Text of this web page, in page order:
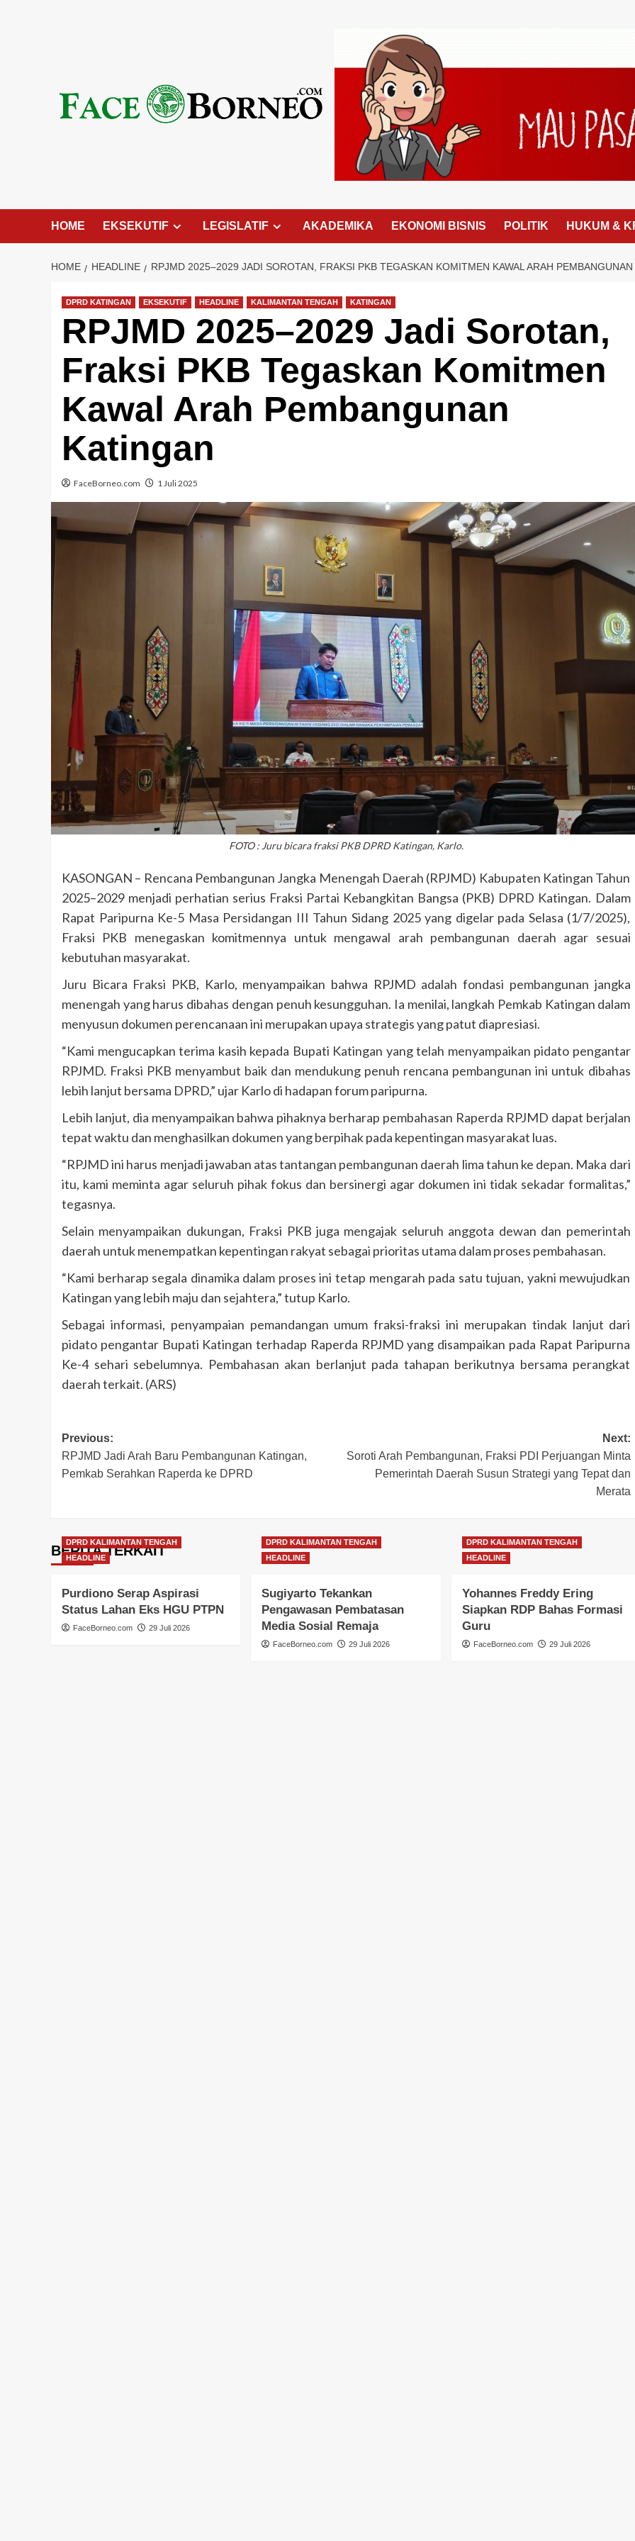
HOME EKSEKUTIF LEGISLATIF AKADEMIKA EKONOMI BISNIS POLITIK HUKUM &
HOME HEADLINE RPJMD 2025–2029 JADI SOROTAN, FRAKSI PKB TEGASKAN KOMITMEN KAWAL ARAH PEMBANGUNAN
DPRD KATINGAN EKSEKUTIF HEADLINE KALIMANTAN TENGAH KATINGAN
RPJMD 2025–2029 Jadi Sorotan,
Fraksi PKB Tegaskan Komitmen
Kawal Arah Pembangunan
Katingan
FaceBorneo.com 1 Juli 2025
FOTO : Juru bicara fraksi PKB DPRD Katingan, Karlo.
KASONGAN – Rencana Pembangunan Jangka Menengah Daerah (RPJMD) Kabupaten Katingan Tahun
2025–2029 menjadi perhatian serius Fraksi Partai Kebangkitan Bangsa (PKB) DPRD Katingan. Dalam
Rapat Paripurna Ke-5 Masa Persidangan III Tahun Sidang 2025 yang digelar pada Selasa (1/7/2025),
Fraksi PKB menegaskan komitmennya untuk mengawal arah pembangunan daerah agar sesuai
kebutuhan masyarakat.
Juru Bicara Fraksi PKB, Karlo, menyampaikan bahwa RPJMD adalah fondasi pembangunan jangka
menengah yang harus dibahas dengan penuh kesungguhan. Ia menilai, langkah Pemkab Katingan dalam
menyusun dokumen perencanaan ini merupakan upaya strategis yang patut diapresiasi.
“Kami mengucapkan terima kasih kepada Bupati Katingan yang telah menyampaikan pidato pengantar
RPJMD. Fraksi PKB menyambut baik dan mendukung penuh rencana pembangunan ini untuk dibahas
lebih lanjut bersama DPRD,” ujar Karlo di hadapan forum paripurna.
Lebih lanjut, dia menyampaikan bahwa pihaknya berharap pembahasan Raperda RPJMD dapat berjalan
tepat waktu dan menghasilkan dokumen yang berpihak pada kepentingan masyarakat luas.
“RPJMD ini harus menjadi jawaban atas tantangan pembangunan daerah lima tahun ke depan. Maka dari
itu, kami meminta agar seluruh pihak fokus dan bersinergi agar dokumen ini tidak sekadar formalitas,”
tegasnya.
Selain menyampaikan dukungan, Fraksi PKB juga mengajak seluruh anggota dewan dan pemerintah
daerah untuk menempatkan kepentingan rakyat sebagai prioritas utama dalam proses pembahasan.
“Kami berharap segala dinamika dalam proses ini tetap mengarah pada satu tujuan, yakni mewujudkan
Katingan yang lebih maju dan sejahtera,” tutup Karlo.
Sebagai informasi, penyampaian pemandangan umum fraksi-fraksi ini merupakan tindak lanjut dari
pidato pengantar Bupati Katingan terhadap Raperda RPJMD yang disampaikan pada Rapat Paripurna
Ke-4 sehari sebelumnya. Pembahasan akan berlanjut pada tahapan berikutnya bersama perangkat
daerah terkait. (ARS)
Post
navigation
Previous:
RPJMD Jadi Arah Baru Pembangunan Katingan,
Pemkab Serahkan Raperda ke DPRD
Next:
Soroti Arah Pembangunan, Fraksi PDI Perjuangan Minta
Pemerintah Daerah Susun Strategi yang Tepat dan
Merata
BERITA TERKAIT
DPRD KALIMANTAN TENGAH
HEADLINE
Purdiono Serap Aspirasi
Status Lahan Eks HGU PTPN
FaceBorneo.com 29 Juli 2026
DPRD KALIMANTAN TENGAH
HEADLINE
Sugiyarto Tekankan
Pengawasan Pembatasan
Media Sosial Remaja
FaceBorneo.com 29 Juli 2026
DPRD KALIMANTAN TENGAH
HEADLINE
Yohannes Freddy Ering
Siapkan RDP Bahas Formasi
Guru
FaceBorneo.com 29 Juli 2026
KALIMANTAN TENGAH
Polres Gunung Mas Amankan Ibadah